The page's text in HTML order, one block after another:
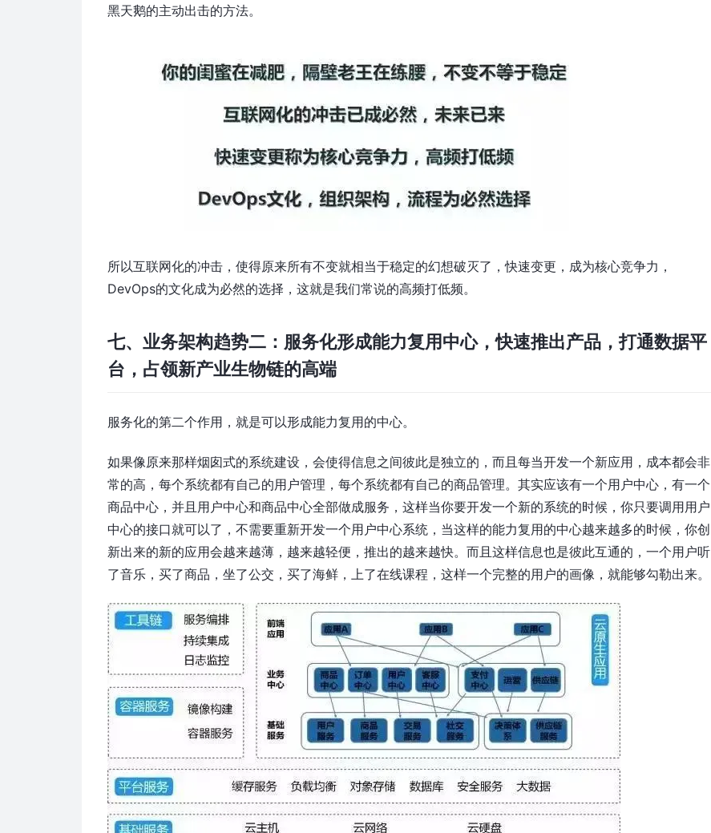
黑天鹅的主动出击的方法。
所以互联网化的冲击，使得原来所有不变就相当于稳定的幻想破灭了，快速变更，成为核心竞争力，
DevOps的文化成为必然的选择，这就是我们常说的高频打低频。
七、业务架构趋势二：服务化形成能力复用中心，快速推出产品，打通数据平
台，占领新产业生物链的高端
服务化的第二个作用，就是可以形成能力复用的中心。
如果像原来那样烟囱式的系统建设，会使得信息之间彼此是独立的，而且每当开发一个新应用，成本都会非
常的高，每个系统都有自己的用户管理，每个系统都有自己的商品管理。其实应该有一个用户中心，有一个
商品中心，并且用户中心和商品中心全部做成服务，这样当你要开发一个新的系统的时候，你只要调用用户
中心的接口就可以了，不需要重新开发一个用户中心系统，当这样的能力复用的中心越来越多的时候，你创
新出来的新的应用会越来越薄，越来越轻便，推出的越来越快。而且这样信息也是彼此互通的，一个用户听
了音乐，买了商品，坐了公交，买了海鲜，上了在线课程，这样一个完整的用户的画像，就能够勾勒出来。